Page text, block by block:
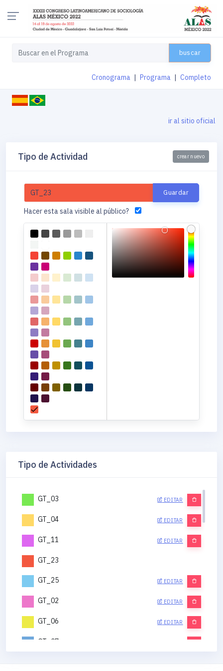
buscar
Cronograma Programa Completo
ir al sitio oficial
Tipo de Actividad crear nuevo
Hacer esta sala visible al público?
Tipo de Actividades
GT_03 EDITAR
GT_04 EDITAR
GT_11 EDITAR
GT_23
GT_25 EDITAR
GT_02 EDITAR
GT_06 EDITAR
GT_07